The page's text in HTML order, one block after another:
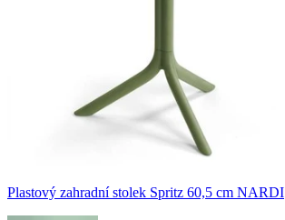
Plastový zahradní stolek Spritz 60,5 cm NARDI